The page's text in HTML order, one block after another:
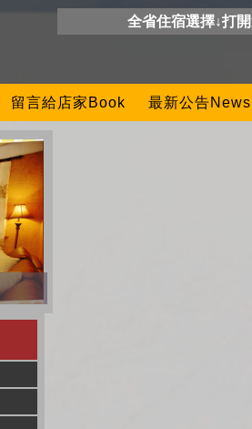
全省住宿選擇↓打
留言給店家Book 最新公告News